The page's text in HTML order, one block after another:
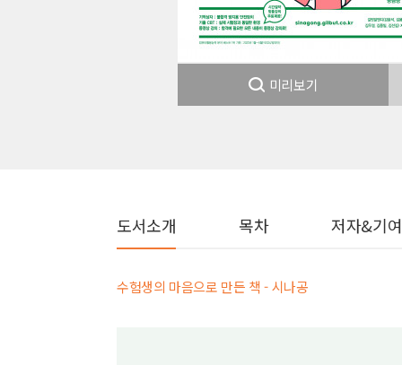
미리보기
도서소개 목차 저자&기
수험생의 마음으로 만든 책 - 시나공